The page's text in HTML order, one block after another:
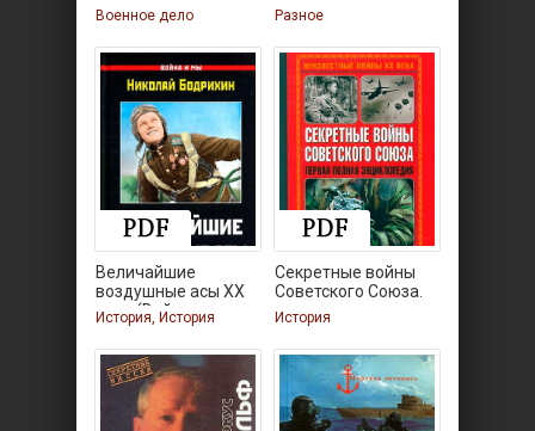
Военное дело Разное
Величайшие
воздушные асы XX
века (Война
История, История
Секретные войны
Советского Союза.
История